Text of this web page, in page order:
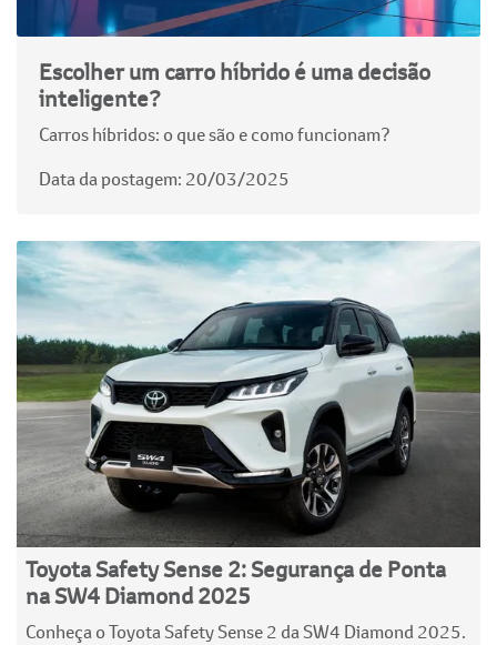
Escolher um carro híbrido é uma decisão
inteligente?
Carros híbridos: o que são e como funcionam?
Data da postagem: 20/03/2025
Toyota Safety Sense 2: Segurança de Ponta
na SW4 Diamond 2025
Conheça o Toyota Safety Sense 2 da SW4 Diamond 2025.